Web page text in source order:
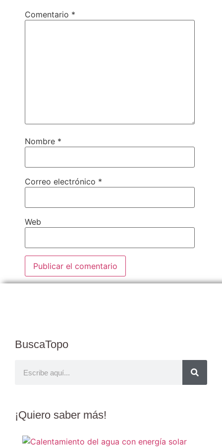
Comentario *
Nombre *
Correo electrónico *
Web
BuscaTopo
¡Quiero saber más!